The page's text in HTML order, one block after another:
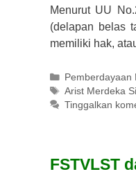
Menurut UU
(delapan belas
memiliki hak,
Kategori
Pemberdayaan
Tag
Arist Merdeka
Tinggalkan
FSTVLST